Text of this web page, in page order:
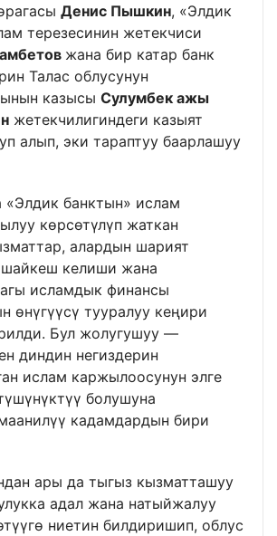
Денис Пышкин, «Элдик
терезесинин жетекчиси
жана бир катар банк
Талас облусунун
казысы Сулумбек ажы
жетекчилигиндеги казыят
алып, эки тараптуу баарлашуу
банктын» ислам
көрсөтүлүп жаткан
алардын шарият
шайкеш келиши жана
исламдык финансы
өнүгүүсү тууралуу кеңири
Бул жолугушуу —
диндин негиздерин
ислам каржылоосунун элге
болушуна
кадамдардын бири
ары да тыгыз кызматташуу
адал жана натыйжалуу
ниетин билдиришип, облус